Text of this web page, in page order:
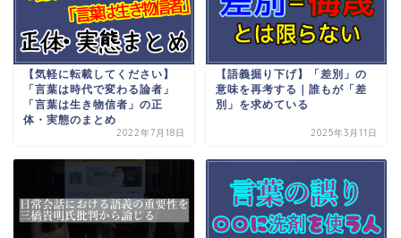
【気軽に転載してください】
「言葉は時代で変わる論者」
「言葉は生き物信者」の正
体・実態のまとめ
2022年7月18日
【語義掘り下げ】「差別」の
意味を再考する｜誰もが「差
別」を求めている
2025年3月11日